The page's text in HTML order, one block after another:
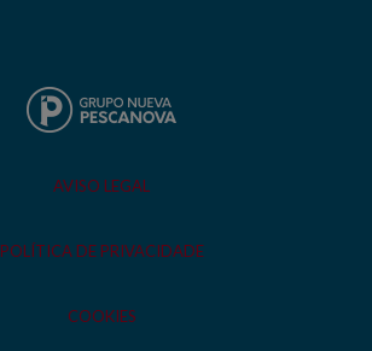
AVISO LEGAL
POLÍTICA DE PRIVACIDADE
COOKIES